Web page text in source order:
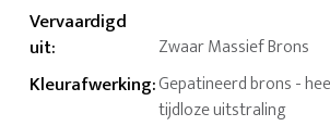
Vervaardigd
uit: Zwaar Massief Brons
Kleurafwerking:Gepatineerd brons -
tijdloze uitstraling